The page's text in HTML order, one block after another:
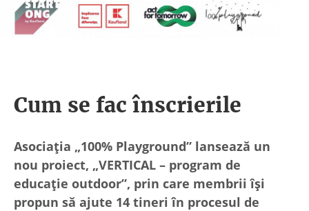
Cum se fac înscrierile
Asociația „100% Playground” lansează un
nou proiect, „VERTICAL – program de
educație outdoor”, prin care membrii își
propun să ajute 14 tineri în procesul de